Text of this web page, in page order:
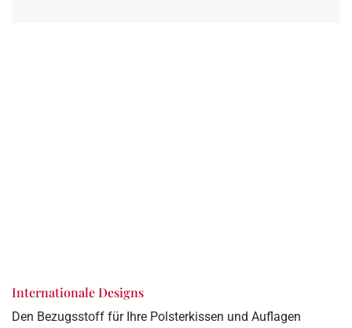
Internationale Designs
Den Bezugsstoff für Ihre Polsterkissen und Auflagen